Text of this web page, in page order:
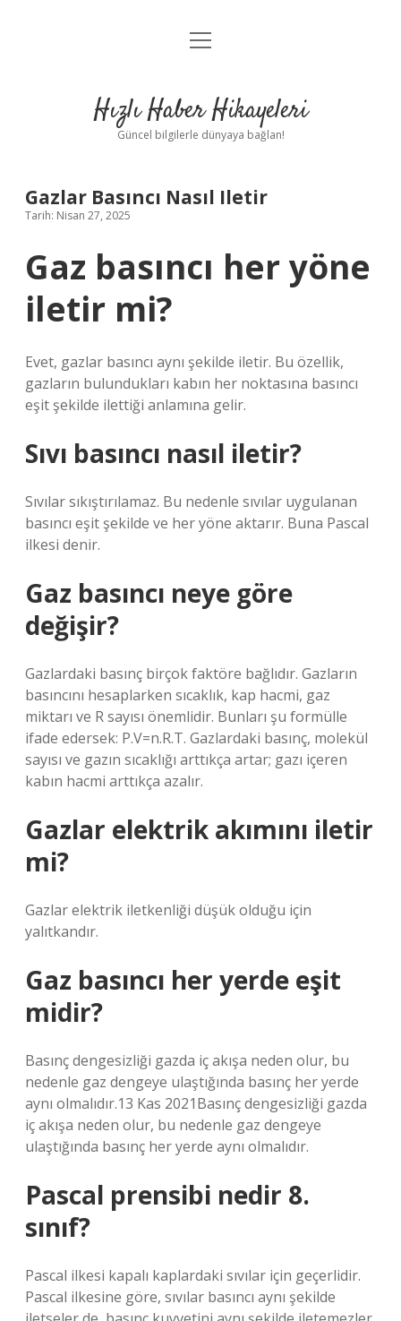
Anasayfa
Yasal Uyarı
menüyü
Hızlı Haber Hikayeleri
Güncel bilgilerle dünyaya bağlan!
Gazlar Basıncı Nasıl Iletir
Tarih: Nisan 27, 2025
Gaz basıncı her yöne
iletir mi?
Evet, gazlar basıncı aynı şekilde iletir. Bu özellik,
gazların bulundukları kabın her noktasına basıncı
eşit şekilde ilettiği anlamına gelir.
Sıvı basıncı nasıl iletir?
Sıvılar sıkıştırılamaz. Bu nedenle sıvılar uygulanan
basıncı eşit şekilde ve her yöne aktarır. Buna Pascal
ilkesi denir.
Gaz basıncı neye göre
değişir?
Gazlardaki basınç birçok faktöre bağlıdır. Gazların
basıncını hesaplarken sıcaklık, kap hacmi, gaz
miktarı ve R sayısı önemlidir. Bunları şu formülle
ifade edersek: P.V=n.R.T. Gazlardaki basınç, molekül
sayısı ve gazın sıcaklığı arttıkça artar; gazı içeren
kabın hacmi arttıkça azalır.
Gazlar elektrik akımını iletir
mi?
Gazlar elektrik iletkenliği düşük olduğu için
yalıtkandır.
Gaz basıncı her yerde eşit
midir?
Basınç dengesizliği gazda iç akışa neden olur, bu
nedenle gaz dengeye ulaştığında basınç her yerde
aynı olmalıdır.13 Kas 2021Basınç dengesizliği gazda
iç akışa neden olur, bu nedenle gaz dengeye
ulaştığında basınç her yerde aynı olmalıdır.
Pascal prensibi nedir 8.
sınıf?
Pascal ilkesi kapalı kaplardaki sıvılar için geçerlidir.
Pascal ilkesine göre, sıvılar basıncı aynı şekilde